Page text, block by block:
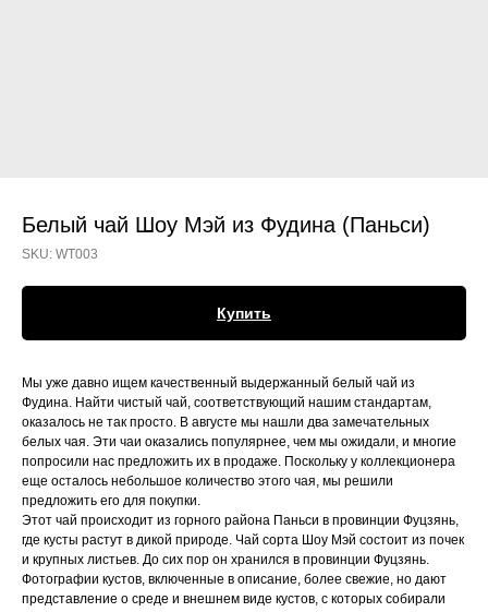
Белый чай Шоу Мэй из Фудина (Паньси)
SKU: WT003
Купить
Мы уже давно ищем качественный выдержанный белый чай из
Фудина. Найти чистый чай, соответствующий нашим стандартам,
оказалось не так просто. В августе мы нашли два замечательных
белых чая. Эти чаи оказались популярнее, чем мы ожидали, и многие
попросили нас предложить их в продаже. Поскольку у коллекционера
еще осталось небольшое количество этого чая, мы решили
предложить его для покупки.
Этот чай происходит из горного района Паньси в провинции Фуцзянь,
где кусты растут в дикой природе. Чай сорта Шоу Мэй состоит из почек
и крупных листьев. До сих пор он хранился в провинции Фуцзянь.
Фотографии кустов, включенные в описание, более свежие, но дают
представление о среде и внешнем виде кустов, с которых собирали